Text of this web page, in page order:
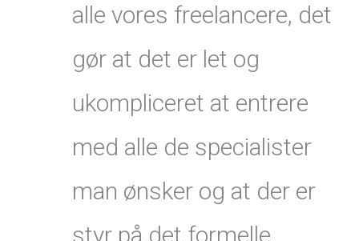
alle vores freelancere, det
gør at det er let og
ukompliceret at entrere
med alle de specialister
man ønsker og at der er
styr på det formelle.